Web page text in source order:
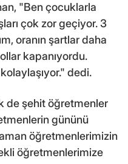
"Ben çocuklarla
çok zor geçiyor. 3
oranın şartlar daha
kapanıyordu.
dedi.
de şehit öğretmenler
gününü
öğretmenlerimizin
öğretmenlerimize